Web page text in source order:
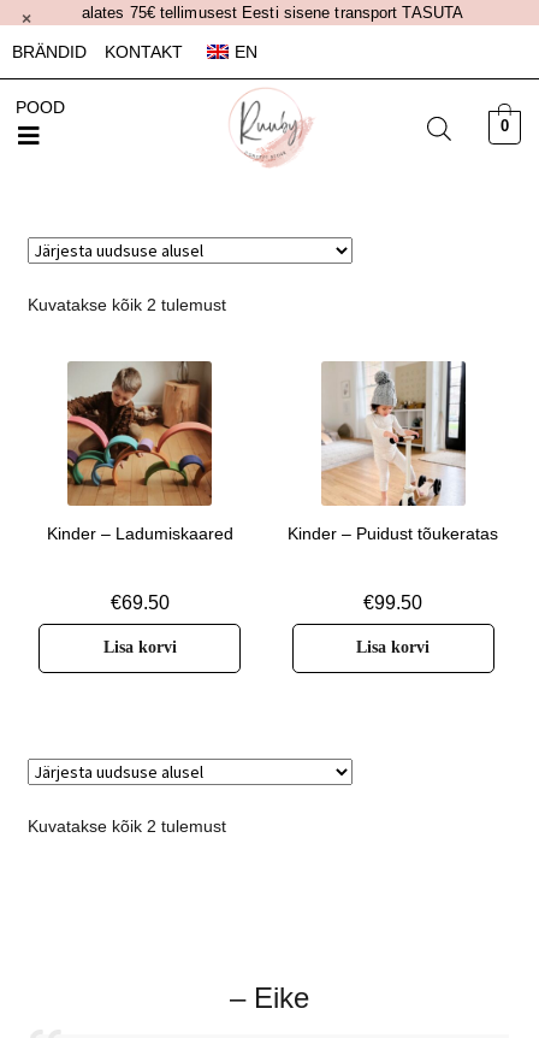
alates 75€ tellimusest Eesti sisene transport TASUTA
×
BRÄNDID
KONTAKT EN
POOD
0
Kuvatakse kõik 2 tulemust
Kinder – Ladumiskaared
€69.50
Lisa korvi
Kinder – Puidust tõukeratas
€99.50
Lisa korvi
Kuvatakse kõik 2 tulemust
– Eike